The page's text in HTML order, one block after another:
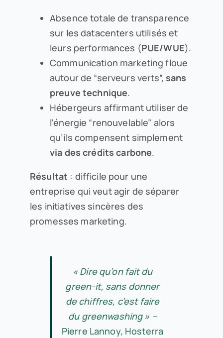
Absence totale de transparence
sur les datacenters utilisés et
leurs performances (PUE/WUE).
Communication marketing floue
autour de “serveurs verts”, sans
preuve technique.
Hébergeurs affirmant utiliser de
l’énergie “renouvelable” alors
qu’ils compensent simplement
via des crédits carbone.
Résultat : difficile pour une
entreprise qui veut agir de séparer
les initiatives sincères des
promesses marketing.
« Dire qu’on fait du
green-it, sans donner
de chiffres, c’est faire
du greenwashing » –
Pierre Lannoy, Hosterra